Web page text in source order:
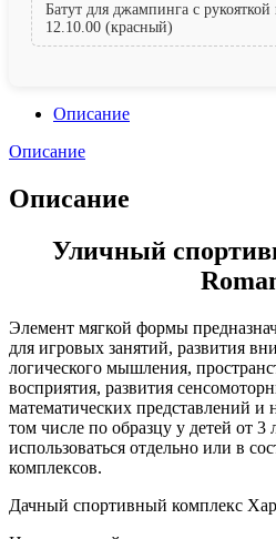
Батут для джампинга с
12.10.00 (красный)
Описание
Описание
Описание
Уличный
Элемент мягкой формы
для игровых занятий, развития
логического мышления,
восприятия, развития
математических представлений и
том числе по образцу у детей от
использоваться отдельно или в
комплексов.
Дачный спортивный комплекс